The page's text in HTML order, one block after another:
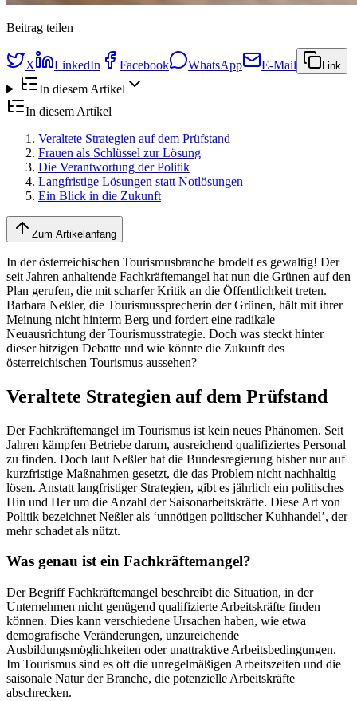
Beitrag teilen
X LinkedIn Facebook WhatsApp E-Mail Link
In diesem Artikel
In diesem Artikel
Veraltete Strategien auf dem Prüfstand
Frauen als Schlüssel zur Lösung
Die Verantwortung der Politik
Langfristige Lösungen statt Notlösungen
Ein Blick in die Zukunft
Zum Artikelanfang
In der österreichischen Tourismusbranche brodelt es gewaltig! Der
seit Jahren anhaltende Fachkräftemangel hat nun die Grünen auf den
Plan gerufen, die mit scharfer Kritik an die Öffentlichkeit treten.
Barbara Neßler, die Tourismussprecherin der Grünen, hält mit ihrer
Meinung nicht hinterm Berg und fordert eine radikale
Neuausrichtung der Tourismusstrategie. Doch was steckt hinter
dieser hitzigen Debatte und wie könnte die Zukunft des
österreichischen Tourismus aussehen?
Veraltete Strategien auf dem Prüfstand
Der Fachkräftemangel im Tourismus ist kein neues Phänomen. Seit
Jahren kämpfen Betriebe darum, ausreichend qualifiziertes Personal
zu finden. Doch laut Neßler hat die Bundesregierung bisher nur auf
kurzfristige Maßnahmen gesetzt, die das Problem nicht nachhaltig
lösen. Anstatt langfristiger Strategien, gibt es jährlich ein politisches
Hin und Her um die Anzahl der Saisonarbeitskräfte. Diese Art von
Politik bezeichnet Neßler als ‘unnötigen politischer Kuhhandel’, der
mehr schadet als nützt.
Was genau ist ein Fachkräftemangel?
Der Begriff Fachkräftemangel beschreibt die Situation, in der
Unternehmen nicht genügend qualifizierte Arbeitskräfte finden
können. Dies kann verschiedene Ursachen haben, wie etwa
demografische Veränderungen, unzureichende
Ausbildungsmöglichkeiten oder unattraktive Arbeitsbedingungen.
Im Tourismus sind es oft die unregelmäßigen Arbeitszeiten und die
saisonale Natur der Branche, die potenzielle Arbeitskräfte
abschrecken.